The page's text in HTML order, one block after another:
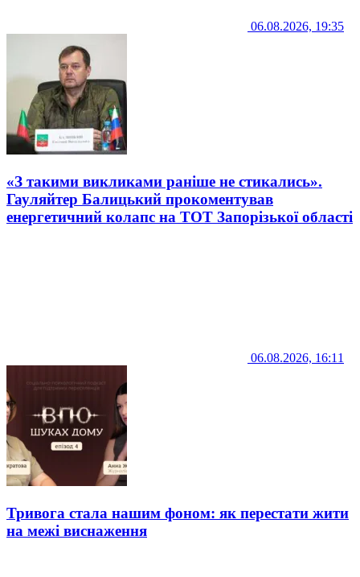
06.08.2026, 19:35
«З такими викликами раніше не стикались».
Гауляйтер Балицький прокоментував
енергетичний колапс на ТОТ Запорізької області
06.08.2026, 16:11
Тривога стала нашим фоном: як перестати жити
на межі виснаження